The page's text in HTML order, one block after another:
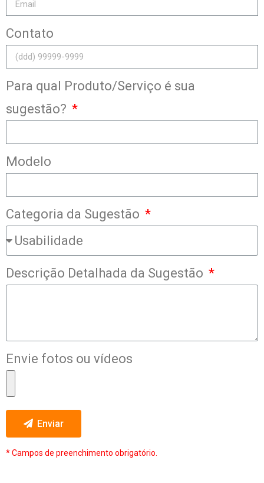
Contato
Para qual Produto/Serviço é sua
sugestão?
Modelo
Categoria da Sugestão
Descrição Detalhada da Sugestão
Envie fotos ou vídeos
Enviar
* Campos de preenchimento obrigatório.